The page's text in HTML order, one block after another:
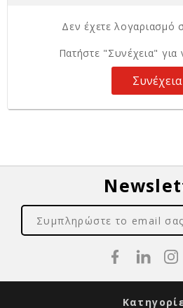
Δεν έχετε λογαριασμό
Πατήστε "Συνέχεια" για